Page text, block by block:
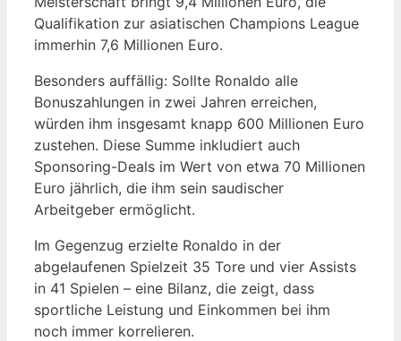
Qualifikation zur asiatischen Champions League
immerhin 7,6 Millionen Euro.
Besonders auffällig: Sollte Ronaldo alle
Bonuszahlungen in zwei Jahren erreichen,
würden ihm insgesamt knapp 600 Millionen Euro
zustehen. Diese Summe inkludiert auch
Sponsoring-Deals im Wert von etwa 70 Millionen
Euro jährlich, die ihm sein saudischer
Arbeitgeber ermöglicht.
Im Gegenzug erzielte Ronaldo in der
abgelaufenen Spielzeit 35 Tore und vier Assists
in 41 Spielen – eine Bilanz, die zeigt, dass
sportliche Leistung und Einkommen bei ihm
noch immer korrelieren.